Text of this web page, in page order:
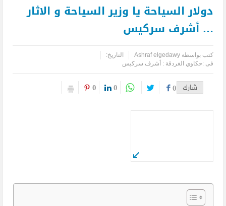
دولار السياحة يا وزير السياحة و الاثار
… أشرف سركيس
كتب بواسطةAshraf elgedawy
التاريخ:
فى :حكاوي الغردقة : أشرف سركيس
شارك 0
0
0